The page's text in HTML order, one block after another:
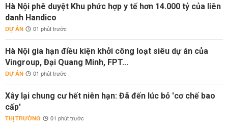
Hà Nội phê duyệt Khu phức hợp y tế hơn 14.000 tỷ của liên
danh Handico
DỰ ÁN 01 phút trước
Hà Nội gia hạn điều kiện khởi công loạt siêu dự án của
Vingroup, Đại Quang Minh, FPT...
DỰ ÁN 01 phút trước
Xây lại chung cư hết niên hạn: Đã đến lúc bỏ 'cơ chế bao
cấp'
THỊ TRƯỜNG 01 phút trước